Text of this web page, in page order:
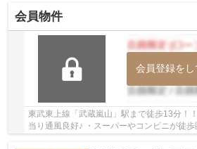
会員物件
会員登録を
東武東上線「武蔵嵐山」駅まで徒歩13分！！ ・南向きの2面採光にて陽
当り通風良好♪ ・スーパーやコンビニが徒歩圏内